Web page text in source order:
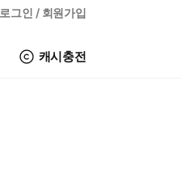
로그인 / 회원가입
캐시충전